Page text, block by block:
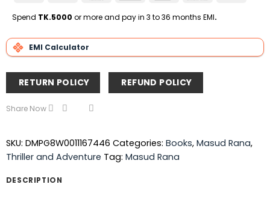
Delivery
Spend TK.5000 or more and pay in 3 to 36 months EMI.
EMI Calculator
RETURN POLICY REFUND POLICY
Share Now
SKU: DMPG8W0011167446 Categories: Books, Masud Rana,
Thriller and Adventure Tag: Masud Rana
DESCRIPTION